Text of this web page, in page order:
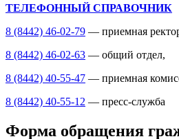
ТЕЛЕФОННЫЙ СПРАВОЧНИК
8 (8442) 46-02-79 — приемная
8 (8442) 46-02-63 — общий отдел,
8 (8442) 40-55-47 — приемная
8 (8442) 40-55-12 — пресс-служба
Форма обращения